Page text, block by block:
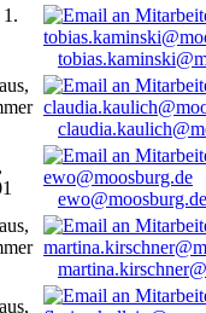
ewo@moosburg.de